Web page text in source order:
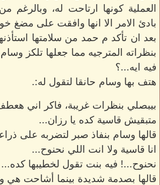
العملية كونها ارتاحت له،
بادئ الامر الا انها وافقت على مضغ
بعد ان تأكد م حمد من سلامتها
بنظراته المترجيه مما جعلها تلكز
فيه ايه...؟
هتف بها وسام حانقا لتقول له:.
بيبصلي بنظرات غريبة، فاكر اني
متبقيش قاسية كده يا رزان...
قالها وسام بنفاذ صبر لتضربه على
انا قاسية ولا انت اللي نحنوح...
نحنوح...! فيه بنت تقول لخطيبها كده...
قالها بصدمة شديدة بينما أشاحت هي